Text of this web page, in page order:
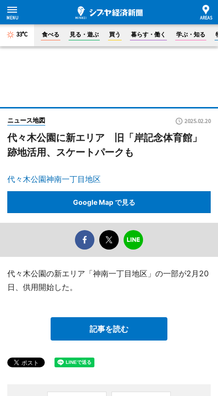
33°C 食べる 見る・遊ぶ 買う 暮らす・働く 学ぶ・知る
ニュース地図 2025.02.20
代々木公園に新エリア 旧「岸記念体育館」
跡地活用、スケートパークも
代々木公園神南一丁目地区
Google Map で見る
代々木公園の新エリア「神南一丁目地区」の一部が2月20
日、供用開始した。
記事を読む